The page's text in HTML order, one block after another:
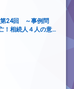
24回 ～事例問
！相続人４人の意